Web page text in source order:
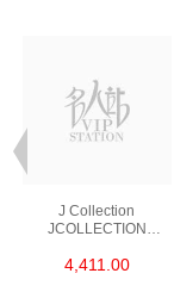
J Collection
JCOLLECTION
RDDI 0.48 CT18KR
4,411.00